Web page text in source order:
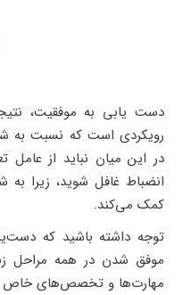
دست یابی به موفقیت،
رویکردی است که نسبت به
در این میان نباید از عامل
انضباط غافل شوید، زیرا به
کمک می‌کند.
توجه داشته باشید که
موفق شدن در همه مراحل
مهارت‌ها و تخصص‌های خاص